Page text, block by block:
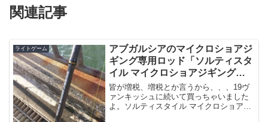
関連記事
ライトゲーム
アブガルシアのマイクロショアジ
ギング専用ロッド「ソルティスタ
イル マイクロショアジギング
SMJS-962UL-KR」のインプレ
皆が増税、増税とか言うから、、、19ヴ
ァンキッシュに続いて買っちゃいました
よ。ソルティスタイル マイクロショアジ